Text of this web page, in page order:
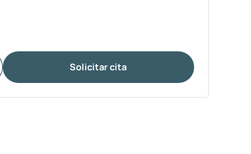
Solicitar cita